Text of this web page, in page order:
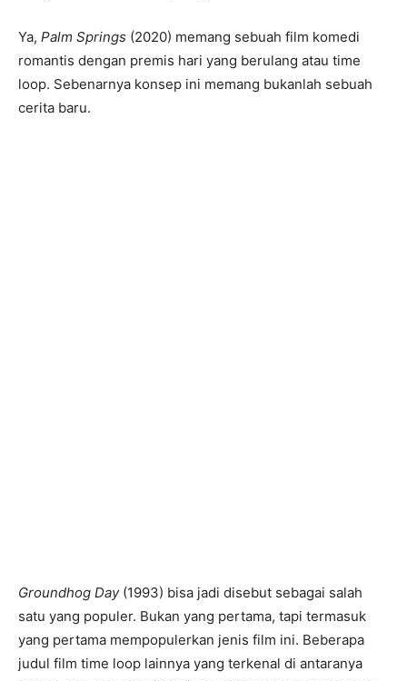
Ya, Palm Springs (2020) memang sebuah film komedi
romantis dengan premis hari yang berulang atau time
loop. Sebenarnya konsep ini memang bukanlah sebuah
cerita baru.
Groundhog Day(1993) bisa jadi disebut sebagai salah
satu yang populer. Bukan yang pertama, tapi termasuk
yang pertama mempopulerkan jenis film ini. Beberapa
judul film time loop lainnya yang terkenal di antaranya